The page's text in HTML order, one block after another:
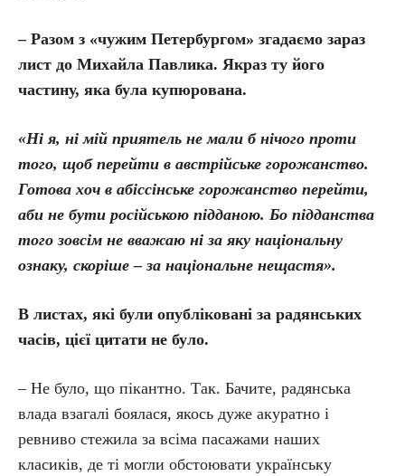
– Разом з «чужим Петербургом» згадаємо зараз
лист до Михайла Павлика. Якраз ту його
частину, яка була купюрована.
«Ні я, ні мій приятель не мали б нічого проти
того, щоб перейти в австрійське горожанство.
Готова хоч в абіссінське горожанство перейти,
аби не бути російською підданою. Бо підданства
того зовсім не вважаю ні за яку національну
ознаку, скоріше – за національне нещастя».
В листах, які були опубліковані за радянських
часів, цієї цитати не було.
– Не було, що пікантно. Так. Бачите, радянська
влада взагалі боялася, якось дуже акуратно і
ревниво стежила за всіма пасажами наших
класиків, де ті могли обстоювати українську